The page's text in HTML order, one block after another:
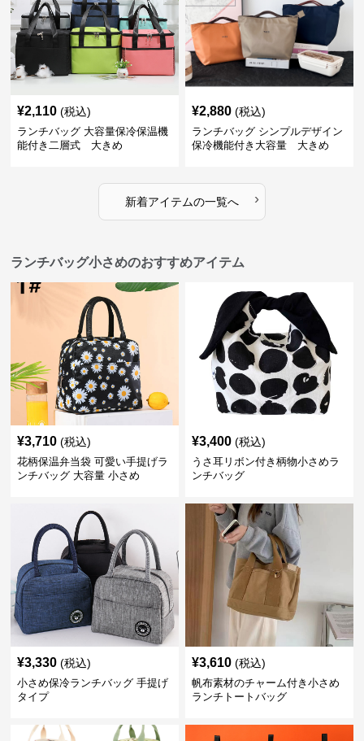
¥2,110 (税込)
ランチバッグ 大容量保冷保温機
能付き二層式 大きめ
¥2,880 (税込)
ランチバッグ シンプルデザイン
保冷機能付き大容量 大きめ
新着アイテムの一覧へ ›
ランチバッグ小さめのおすすめアイテム
¥3,710 (税込)
花柄保温弁当袋 可愛い手提げラ
ンチバッグ 大容量 小さめ
¥3,400 (税込)
うさ耳リボン付き柄物小さめラ
ンチバッグ
¥3,330 (税込)
小さめ保冷ランチバッグ 手提げ
タイプ
¥3,610 (税込)
帆布素材のチャーム付き小さめ
ランチトートバッグ